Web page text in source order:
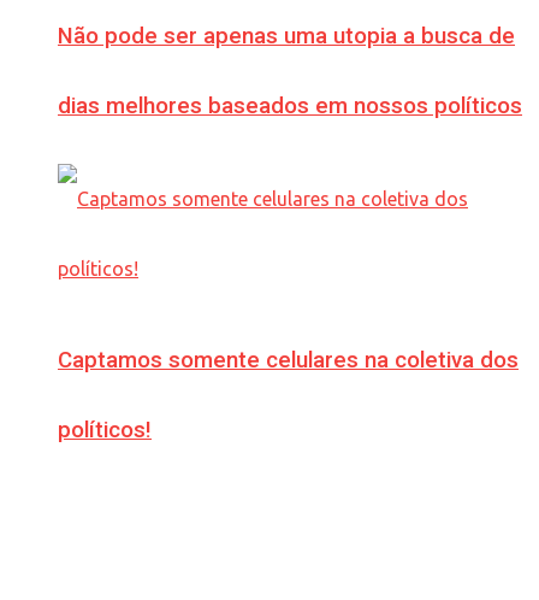
Não pode ser apenas uma utopia a busca de
dias melhores baseados em nossos políticos
Captamos somente celulares na coletiva dos
políticos!